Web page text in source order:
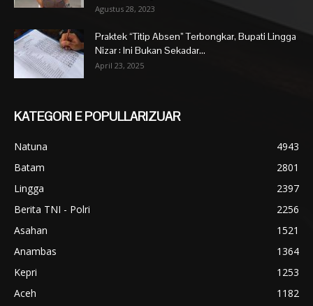
Agustus 28, 2023
Praktek “Titip Absen” Terbongkar, Bupati Lingga
Nizar : Ini Bukan Sekadar...
April 23, 2025
KATEGORI E POPULLARIZUAR
Natuna
4943
Batam
2801
Lingga
2397
Berita TNI - Polri
2256
Asahan
1521
Anambas
1364
Kepri
1253
Aceh
1182